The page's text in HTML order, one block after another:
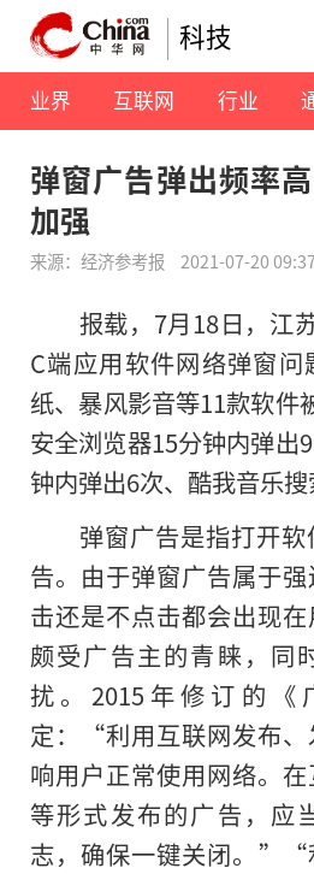
科技
业界 互联网 行业
弹窗广告弹出频率
加强
来源：经济参考报 2021-07-20
报载，7月18日，江
C端应用软件网络弹窗
纸、暴风影音等11款软件
安全浏览器15分钟内弹出
钟内弹出6次、酷我音乐搜
弹窗广告是指打开
告。由于弹窗广告属于
击还是不点击都会出现
颇受广告主的青睐，同
扰。2015年修订的《
定：“利用互联网发布
响用户正常使用网络。
等形式发布的广告，应
志，确保一键关闭。”“